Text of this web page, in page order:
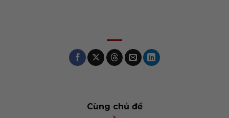
Cùng chủ đề